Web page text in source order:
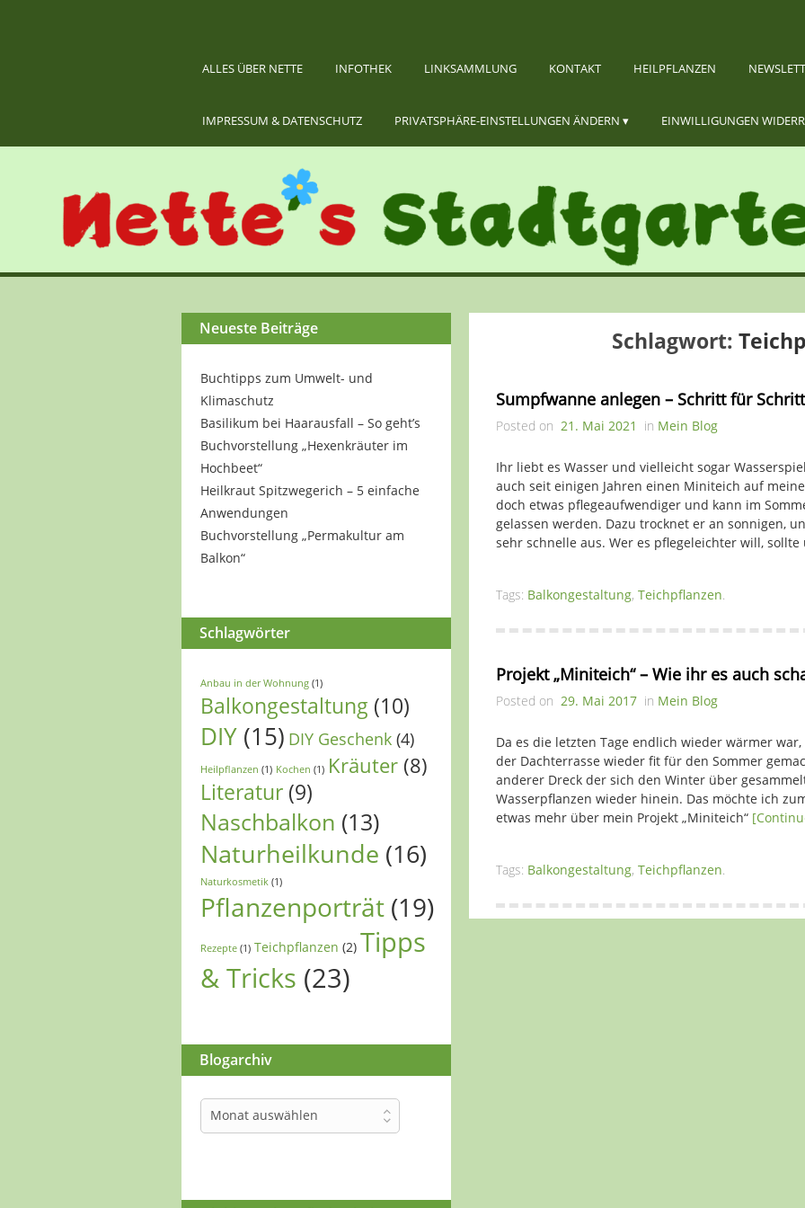
ALLES ÜBER NETTE INFOTHEK LINKSAMMLUNG KONTAKT HEILPFLANZEN
IMPRESSUM & DATENSCHUTZ PRIVATSPHÄRE-EINSTELLUNGEN ÄNDERN EINWILLIGUNGEN
Neueste Beiträge
Buchtipps zum Umwelt- und
Klimaschutz
Basilikum bei Haarausfall – So geht’s
Buchvorstellung „Hexenkräuter im
Hochbeet“
Heilkraut Spitzwegerich – 5 einfache
Anwendungen
Buchvorstellung „Permakultur am
Balkon“
Schlagwörter
Anbau in der Wohnung (1)
Balkongestaltung (10)
DIY (15) DIY Geschenk (4)
Heilpflanzen (1) Kochen (1) Kräuter (8)
Literatur (9)
Naschbalkon (13)
Naturheilkunde (16)
Naturkosmetik (1)
Pflanzenporträt (19)
Rezepte (1) Teichpflanzen (2) Tipps
& Tricks (23)
Blogarchiv
Blogarchiv
Monat auswählen
Schlagwort:
Sumpfwanne anlegen – Schritt für Schritt
Posted on 21. Mai 2021 in Mein Blog
Ihr liebt es Wasser und vielleicht sogar
auch seit einigen Jahren einen Miniteich auf
doch etwas pflegeaufwendiger und kann im
gelassen werden. Dazu trocknet er an sonnigen,
sehr schnelle aus. Wer es pflegeleichter will,
Tags: Balkongestaltung, Teichpflanzen.
Projekt „Miniteich“ – Wie ihr es auch
Posted on 29. Mai 2017 in Mein Blog
Da es die letzten Tage endlich wieder wärmer
der Dachterrasse wieder fit für den Sommer
anderer Dreck der sich den Winter über
Wasserpflanzen wieder hinein. Das möchte ich
etwas mehr über mein Projekt „Miniteich“
Tags: Balkongestaltung, Teichpflanzen.